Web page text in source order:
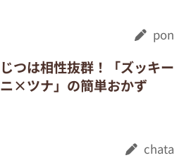
pon
じつは相性抜群！「ズッキー
ニ×ツナ」の簡単おかず
chata